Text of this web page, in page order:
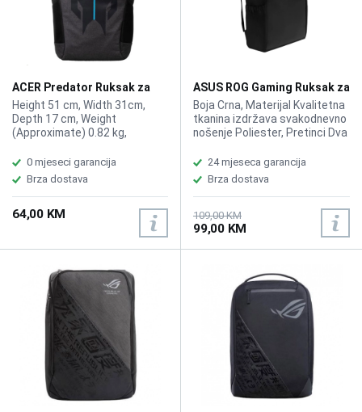
ACER Predator Ruksak za
Notebook Urban 15,6"
Height 51 cm, Width 31cm,
Depth 17 cm, Weight
(Approximate) 0.82 kg,
0 mjeseci garancija
Brza dostava
64,00 KM
ASUS ROG Gaming Ruksak za
notebook 17,3" BP4701
Boja Crna, Materijal Kvalitetna
tkanina izdržava svakodnevno
nošenje Poliester, Pretinci Dva
pretinac s zatvaračem, Veliki
interni pretinac za notebook,
Ručke/remenUgrađena ručka
za prtljagu, Zadnja stranaAir-
mesh mrežica radi ugodnog
nošenja, Dimenzije i masa460
dizajnom, Namjena Za laptope
do 17.3"
24 mjeseca garancija
Brza dostava
109,00 KM
99,00 KM